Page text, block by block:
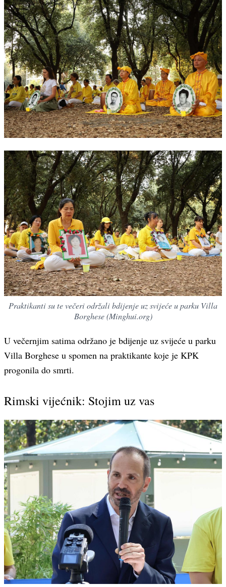
Praktikanti su te večeri održali bdijenje uz svijeće u parku Villa
Borghese (Minghui.org)
U večernjim satima održano je bdijenje uz svijeće u parku
Villa Borghese u spomen na praktikante koje je KPK
progonila do smrti.
Rimski vijećnik: Stojim uz vas